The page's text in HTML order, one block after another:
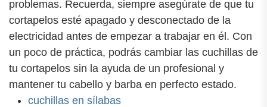
problemas. Recuerda, siempre asegúrate de que tu
cortapelos esté apagado y desconectado de la
electricidad antes de empezar a trabajar en él. Con
un poco de práctica, podrás cambiar las cuchillas de
tu cortapelos sin la ayuda de un profesional y
mantener tu cabello y barba en perfecto estado.
cuchillas en sílabas